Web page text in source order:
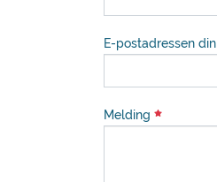
E-postadressen din
Melding